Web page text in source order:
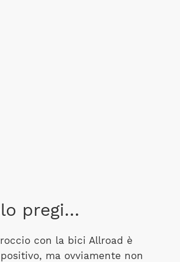
pregi…
con la bici Allroad è
ma ovviamente non